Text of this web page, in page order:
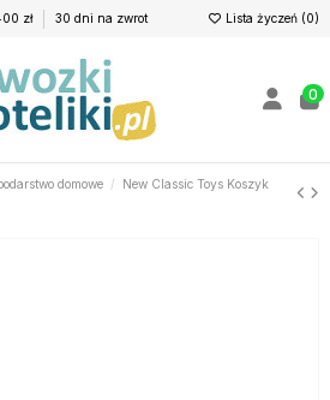
zł 30 dni na zwrot Lista życzeń (0)
0
domowe
New Classic Toys Koszyk